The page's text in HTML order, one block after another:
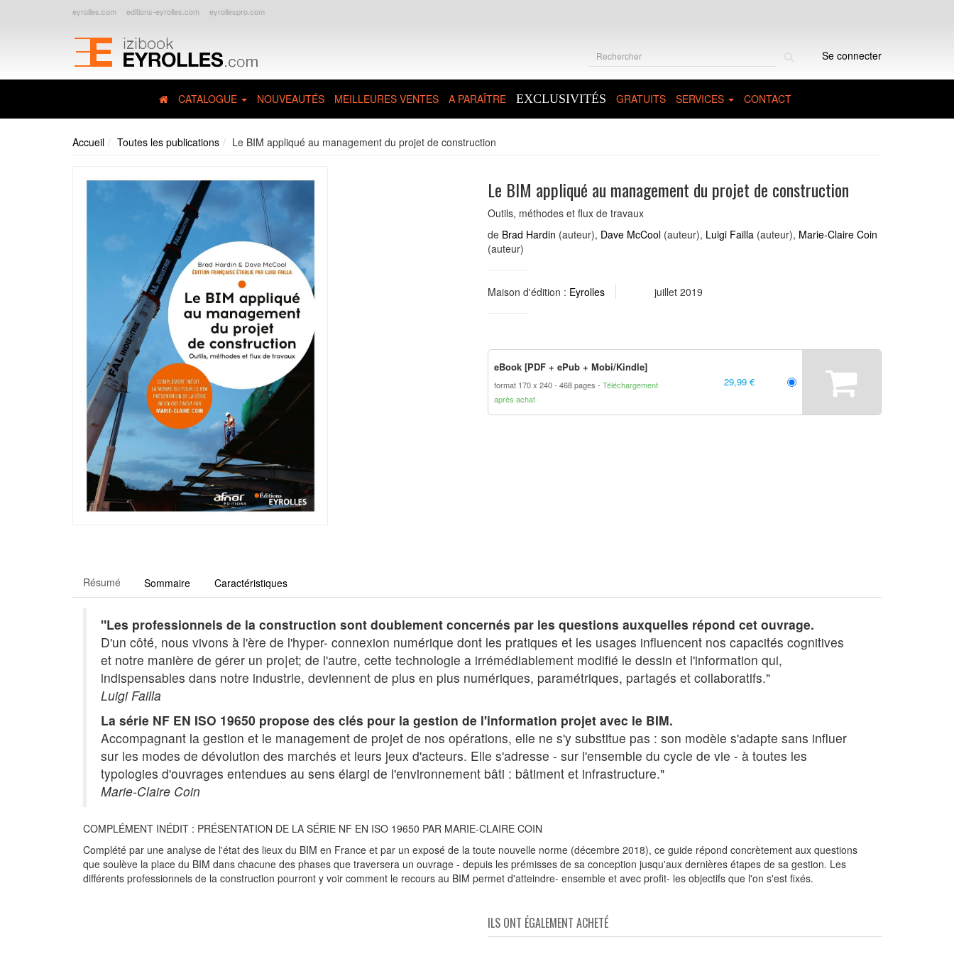
eyrolles.com editions-eyrolles.com eyrollespro.com
Se connecter
CATALOGUE NOUVEAUTÉS MEILLEURES VENTES A PARAÎTRE EXCLUSIVITÉS GRATUITS SERVICES CONTACT
Accueil Toutes les publications Le BIM appliqué au management du projet de construction
Le BIM appliqué au management du projet de construction
Outils, méthodes et flux de travaux
de Brad Hardin (auteur), Dave McCool (auteur), Luigi Failla (auteur), Marie-Claire Coin
(auteur)
Maison d'édition : Eyrolles juillet 2019
eBook [PDF + ePub + Mobi/Kindle]
format 170 x 240 468 pages
Téléchargement
après achat
29,99 €
Résumé Sommaire Caractéristiques
"Les professionnels de la construction sont doublement concernés par les questions auxquelles répond cet ouvrage.
D'un côté, nous vivons à l'ère de l'hyper- connexion numérique dont les pratiques et les usages influencent nos capacités cognitives
et notre manière de gérer un pro|et; de l'autre, cette technologie a irrémédiablement modifié le dessin et l'information qui,
indispensables dans notre industrie, deviennent de plus en plus numériques, paramétriques, partagés et collaboratifs."
Luigi Failla
La série NF EN ISO 19650 propose des clés pour la gestion de l'information projet avec le BIM.
Accompagnant la gestion et le management de projet de nos opérations, elle ne s'y substitue pas : son modèle s'adapte sans influer
sur les modes de dévolution des marchés et leurs jeux d'acteurs. Elle s'adresse - sur l'ensemble du cycle de vie - à toutes les
typologies d'ouvrages entendues au sens élargi de l'environnement bâti : bâtiment et infrastructure."
Marie-Claire Coin
COMPLÉMENT INÉDIT : PRÉSENTATION DE LA SÉRIE NF EN ISO 19650 PAR MARIE-CLAIRE COIN
Complété par une analyse de l'état des lieux du BIM en France et par un exposé de la toute nouvelle norme (décembre 2018), ce guide répond concrètement aux questions
que soulève la place du BIM dans chacune des phases que traversera un ouvrage - depuis les prémisses de sa conception jusqu'aux dernières étapes de sa gestion. Les
différents professionnels de la construction pourront y voir comment le recours au BIM permet d'atteindre- ensemble et avec profit- les objectifs que l'on s'est fixés.
ILS ONT ÉGALEMENT ACHETÉ